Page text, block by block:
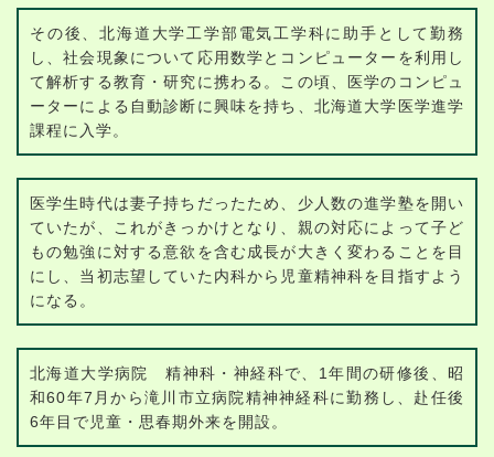
その後、北海道大学工学部電気工学科に助手として勤務
し、社会現象について応用数学とコンピューターを利用し
て解析する教育・研究に携わる。この頃、医学のコンピュ
ーターによる自動診断に興味を持ち、北海道大学医学進学
課程に入学。
医学生時代は妻子持ちだったため、少人数の進学塾を開い
ていたが、これがきっかけとなり、親の対応によって子ど
もの勉強に対する意欲を含む成長が大きく変わることを目
にし、当初志望していた内科から児童精神科を目指すよう
になる。
北海道大学病院 精神科・神経科で、1年間の研修後、昭
和60年7月から滝川市立病院精神神経科に勤務し、赴任後
6年目で児童・思春期外来を開設。